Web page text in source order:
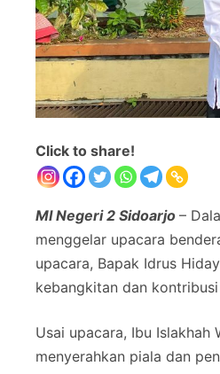
Click to share!
MI Negeri 2 Sidoarjo –
menggelar upacara
upacara, Bapak Idrus
kebangkitan dan
Usai upacara, Ibu Islakhah
menyerahkan piala dan